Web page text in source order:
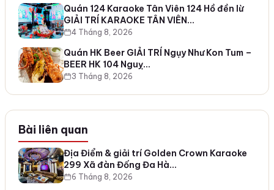
Quán 124 Karaoke Tân Viên 124 Hồ đền lừ
GIẢI TRÍ KARAOKE TÂN VIÊN…
4 Tháng 8, 2026
Quán HK Beer GIẢI TRÍ Ngụy Như Kon Tum –
BEER HK 104 Nguỵ…
3 Tháng 8, 2026
Bài liên quan
Địa Điểm & giải trí Golden Crown Karaoke
299 Xã đàn Đống Đa Hà…
6 Tháng 8, 2026